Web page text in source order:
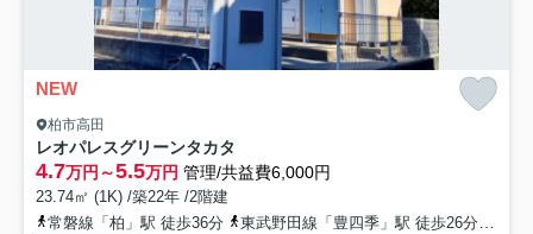
NEW
柏市高田
レオパレスグリーンタカタ
4.7万円～5.5万円 管理/共益費6,000円
23.74㎡ (1K) /築22年 /2階建
常磐線「柏」駅 徒歩36分
東武野田線「豊四季」駅 徒歩26分